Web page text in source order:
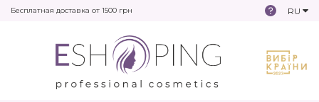
Бесплатная доставка от 1500 грн RU